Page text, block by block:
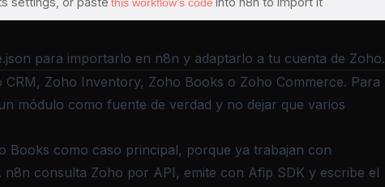
para importarlo en n8n y adaptarlo a tu cuenta de Zoho.
Zoho Inventory, Zoho Books o Zoho Commerce. Para
módulo como fuente de verdad y no dejar que varios
Books como caso principal, porque ya trabajan con
n8n consulta Zoho por API, emite con Afip SDK y escribe el